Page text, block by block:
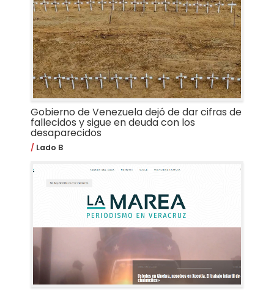
Gobierno de Venezuela dejó de dar cifras de
fallecidos y sigue en deuda con los
desaparecidos
Lado B